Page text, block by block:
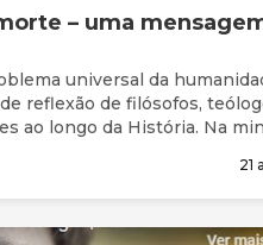
– uma
universal da
reflexão de filósofos,
ao longo da História. Na
que a identificam. A morte
é um tabu, é um inimigo, é
A mensagem de
21